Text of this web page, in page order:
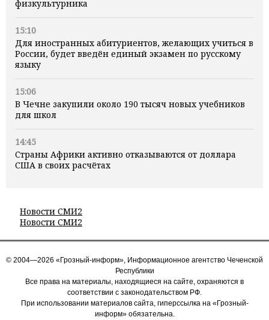
физкультурника
15:10
Для иностранных абитуриентов, желающих учиться в
России, будет введён единый экзамен по русскому
языку
15:06
В Чечне закупили около 190 тысяч новых учебников
для школ
14:45
Страны Африки активно отказываются от доллара
США в своих расчётах
Новости СМИ2
Новости СМИ2
© 2004—2026 «Грозный-информ», Информационное агентство Чеченской
Республики
Все права на материалы, находящиеся на сайте, охраняются в
соответствии с законодательством РФ.
При использовании материалов сайта, гиперссылка на «Грозный-
информ» обязательна.